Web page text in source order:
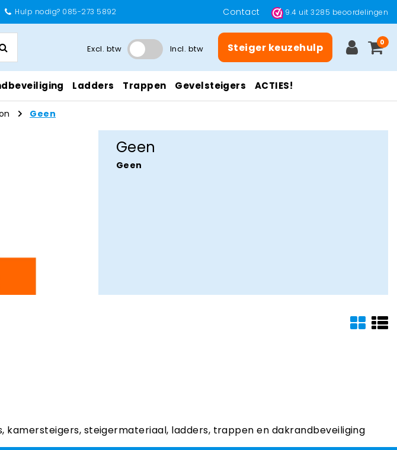
Hulp nodig? 085-273 5892 Contact 9.4 uit3285 beoordelingen
Excl. btw Incl. btw Steiger keuzehulp 0
Ladders Trappen Gevelsteigers ACTIES!
Geen
Geen
Geen
kamersteigers, steigermateriaal, ladders, trappen en dakrandbeveiliging